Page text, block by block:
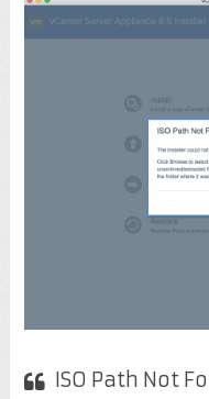
ISO Path Not